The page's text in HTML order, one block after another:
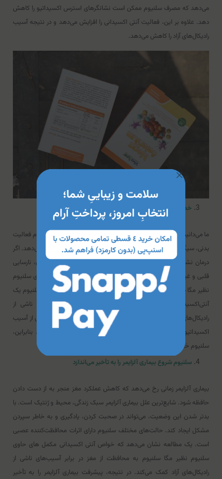
می‌دهد که مصرف سلنیوم ممکن است نشانگرهای استرس اکسیداتیو را کاهش
دهد. علاوه بر این، فعالیت آنتی اکسیدانی را افزایش می‌دهد و در نتیجه آسیب
رادیکال‌های آزاد را کاهش می‌دهد.
خطر ابتلا به بیماری های قلبی را کاهش می‌دهد
ما می‌دانیم که بیماری قلبی به دلیل عادات غذایی نامناسب، ژنتیک، عدم فعالیت
بدنی، سیگار کشیدن، سطوح بالای کلسترول و بسیاری دلایل دیگر رخ می‌دهد. اگر
درمان نشود، منجر به چندین پیامد سلامتی جدی مانند سکته مغزی، نارسایی
قلبی و غیره می‌شود. مطالعات نشان داده که مصرف مکمل های حاوی سلنیوم
نظیر مگا سلنیوم ویواتیون با کاهش خطر بیماری قلبی مرتبط است. سلنیوم یک
آنتی‌اکسیدان قوی است. با محافظت از قلب در برابر آسیب‌های ناشی از
رادیکال‌های آزاد بر روی قلب تأثیر می‌گذارد. سلنیوم همچنین با جلوگیری از آسیب
اکسیداتیو به لیپیدها و گرفتگی رگ ها، التهاب را کاهش می‌دهد. بنابراین،
سلنیوم خطر بیماری قلبی و سکته را کاهش خواهد داد.
سلنیوم شروع بیماری آلزایمر را به تأخیر می‌اندازد
بیماری آلزایمر زمانی رخ می‌دهد که کاهش عملکرد مغز منجر به از دست دادن
حافظه شود. شایع‌ترین علل بیماری آلزایمر سبک زندگی، محیط و ژنتیک است. با
بدتر شدن این وضعیت، می‌تواند در صحبت کردن، یادگیری و به خاطر سپردن
مشکل ایجاد کند. حالت‌های مختلف سلنیوم دارای اثرات محافظت‌کننده عصبی
است. یک مطالعه نشان می‌دهد که خواص آنتی اکسیدانی مکمل های حاوی
سلنیوم نظیر مگا سلنیوم به محافظت از مغز در برابر آسیب‌های ناشی از
رادیکال‌های آزاد کمک می‌کند. در نتیجه، پیشرفت بیماری آلزایمر را به تأخیر